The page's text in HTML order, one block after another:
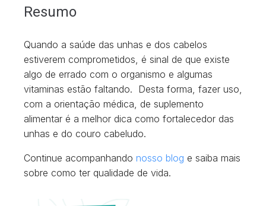
Resumo
Quando a saúde das unhas e dos cabelos
estiverem comprometidos, é sinal de que existe
algo de errado com o organismo e algumas
vitaminas estão faltando. Desta forma, fazer uso,
com a orientação médica, de suplemento
alimentar é a melhor dica como fortalecedor das
unhas e do couro cabeludo.
Continue acompanhando nosso blog e saiba mais
sobre como ter qualidade de vida.